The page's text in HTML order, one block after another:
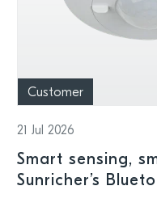
Customer
21 Jul 2026
Smart sensing,
Sunricher’s